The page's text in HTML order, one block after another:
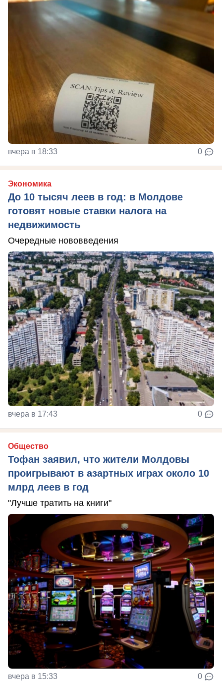
вчера в 18:33 0
Экономика
До 10 тысяч леев в год: в Молдове
готовят новые ставки налога на
недвижимость
Очередные нововведения
вчера в 17:43 0
Общество
Тофан заявил, что жители Молдовы
проигрывают в азартных играх около 10
млрд леев в год
"Лучше тратить на книги"
вчера в 15:33 0